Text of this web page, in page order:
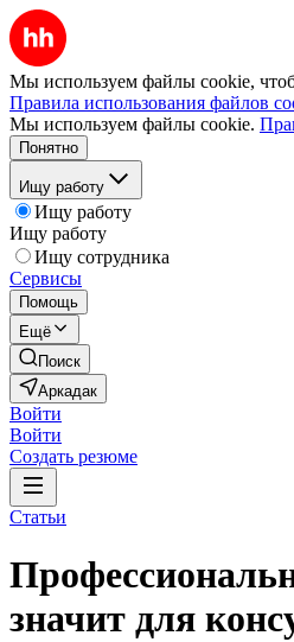
Мы используем файлы cookie,
Правила использования файлов
Мы используем файлы cookie.
Понятно
Ищу работу
Ищу работу
Ищу работу
Ищу сотрудника
Сервисы
Помощь
Ещё
Поиск
Аркадак
Войти
Войти
Создать резюме
Статьи
значит для